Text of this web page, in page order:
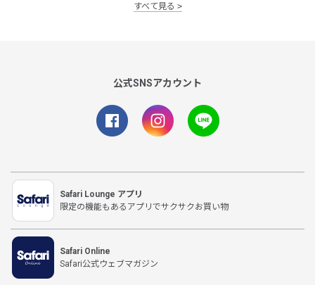
すべて見る
公式SNSアカウント
Safari Lounge アプリ
限定の機能もあるアプリでサクサクお買い物
Safari Online
Safari公式ウェブマガジン